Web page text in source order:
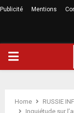
Publicité Mentions
Home
RUSSIE
Inquiétude sur